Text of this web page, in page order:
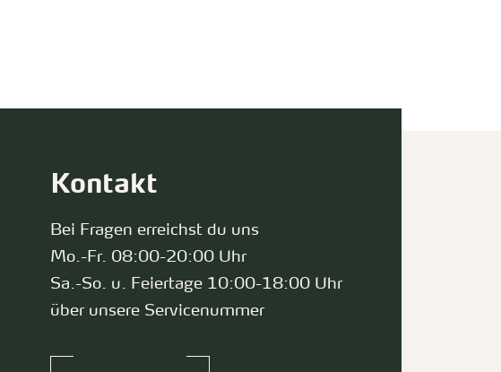
Kontakt
Bei Fragen erreichst du uns
Mo.-Fr. 08:00-20:00 Uhr
Sa.-So. u. Feiertage 10:00-18:00 Uhr
über unsere Servicenummer